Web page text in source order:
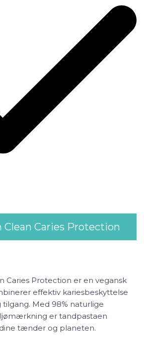
Clean Caries Protection
Caries Protection er en vegansk
effektiv kariesbeskyttelse
Med 98% naturlige
er tandpastaen
tænder og planeten.